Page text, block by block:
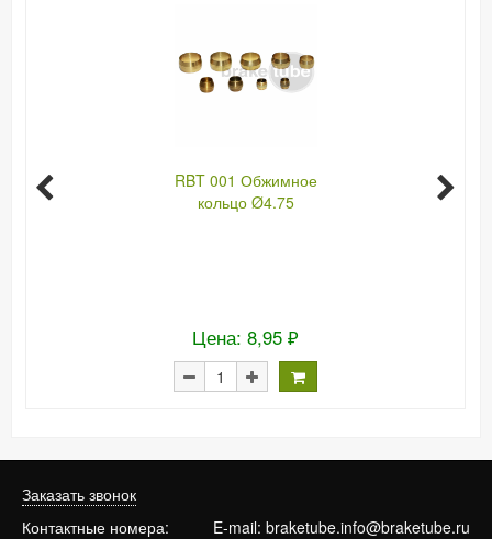
RBT 001 Обжимное
кольцо Ø4.75
Цена: 8,95 ₽
Заказать звонок
Контактные номера:
E-mail: braketube.info@braketube.ru